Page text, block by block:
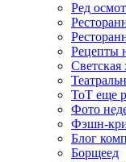
Ред
Рецепты
Светская
ТоТ еще
Фото
Фэшн-
Блог
Борщеед